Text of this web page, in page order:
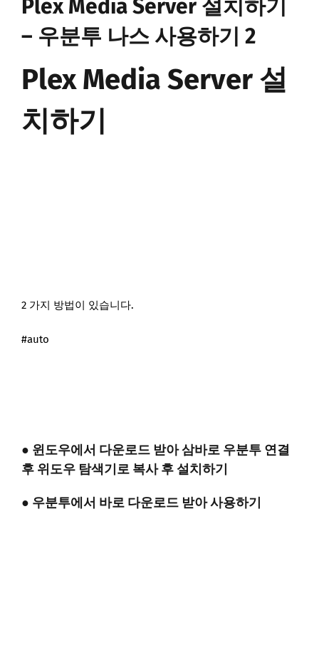
Plex Media Server 설치하기
– 우분투 나스 사용하기 2
Plex Media Server 설
치하기
2 가지 방법이 있습니다.
#auto
● 윈도우에서 다운로드 받아 삼바로 우분투 연결
후 위도우 탐색기로 복사 후 설치하기
● 우분투에서 바로 다운로드 받아 사용하기